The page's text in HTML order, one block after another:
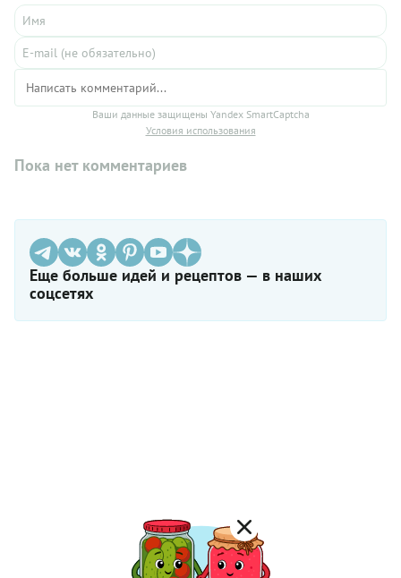
Ваши данные защищены Yandex SmartCaptcha
Условия использования
Пока нет комментариев
Еще больше идей и рецептов — в наших
соцсетях